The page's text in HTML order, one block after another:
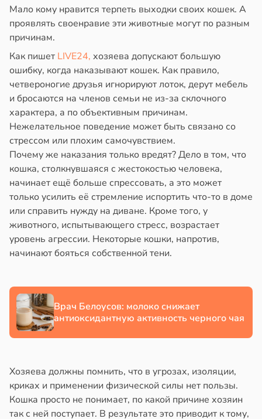
в20:58
в19:27
в17:21
Мало кому нравится терпеть выходки своих кошек. А
проявлять своенравие эти животные могут по разным
причинам.
Как пишет LIVE24, хозяева допускают большую
ошибку, когда наказывают кошек. Как правило,
четвероногие друзья игнорируют лоток, дерут мебель
и бросаются на членов семьи не из-за склочного
характера, а по объективным причинам.
Нежелательное поведение может быть связано со
стрессом или плохим самочувствием.
Почему же наказания только вредят? Дело в том, что
кошка, столкнувшаяся с жестокостью человека,
начинает ещё больше спрессовать, а это может
только усилить её стремление испортить что-то в доме
или справить нужду на диване. Кроме того, у
животного, испытывающего стресс, возрастает
уровень агрессии. Некоторые кошки, напротив,
начинают бояться собственной тени.
Врач Белоусов: молоко снижает
антиоксидантную активность черного чая
Хозяева должны помнить, что в угрозах, изоляции,
криках и применении физической силы нет пользы.
Кошка просто не понимает, по какой причине хозяин
так с ней поступает. В результате это приводит к тому,
20:45
20:38
20:34
17:11
16:48
16:05